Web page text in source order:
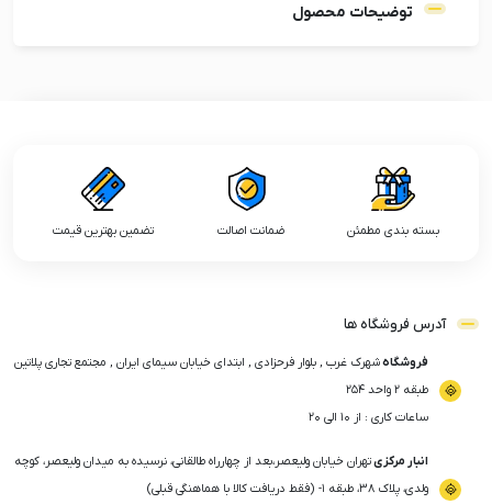
توضیحات محصول
بسته بندی مطمئن ضمانت اصالت تضمین بهترین قیمت
آدرس فروشگاه ها
فروشگاهشهرک غرب , بلوار فرحزادی , ابتدای خیابان سیمای ایران , مجتمع تجاری پلاتین
طبقه ۲ واحد ۲۵۴
ساعات کاری : از ۱۰ الی ۲۰
انبار مرکزیتهران خیابان ولیعصر،بعد از چهارراه طالقانی، نرسیده به میدان ولیعصر، کوچه
ولدی، پلاک ۳۸، طبقه ۱- (فقط دریافت کالا با هماهنگی قبلی)